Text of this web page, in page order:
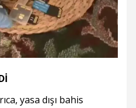
yasa dışı bahis